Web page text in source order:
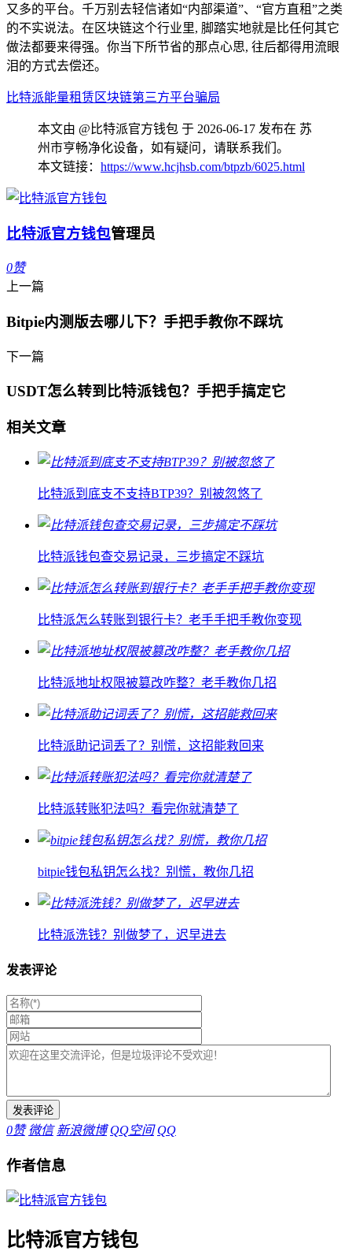
又多的平台。千万别去轻信诸如“内部渠道”、“官方直租”之类
的不实说法。在区块链这个行业里, 脚踏实地就是比任何其它
做法都要来得强。你当下所节省的那点心思, 往后都得用流眼
泪的方式去偿还。
比特派能量租赁区块链第三方平台骗局
本文由 @比特派官方钱包 于 2026-06-17 发布在 苏
州市亨畅净化设备，如有疑问，请联系我们。
本文链接： https://www.hcjhsb.com/btpzb/6025.html
比特派官方钱包管理员
0赞
上一篇
Bitpie内测版去哪儿下？手把手教你不踩坑
下一篇
USDT怎么转到比特派钱包？手把手搞定它
相关文章
比特派到底支不支持BTP39？别被忽悠了
比特派钱包查交易记录，三步搞定不踩坑
比特派怎么转账到银行卡？老手手把手教你变现
比特派地址权限被篡改咋整？老手教你几招
比特派助记词丢了？别慌，这招能救回来
比特派转账犯法吗？看完你就清楚了
bitpie钱包私钥怎么找？别慌，教你几招
比特派洗钱？别做梦了，迟早进去
发表评论
0赞 微信 新浪微博 QQ空间 QQ
作者信息
比特派官方钱包